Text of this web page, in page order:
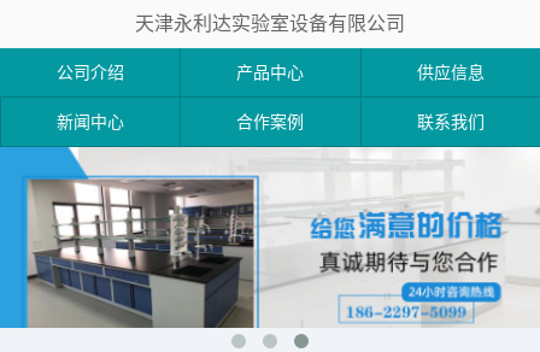
天津永利达实验室设备有限公司
公司介绍 产品中心 供应信息
新闻中心 合作案例 联系我们